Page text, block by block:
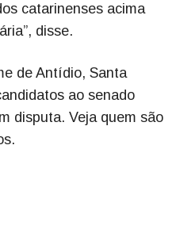
catarinenses acima
disse.
de Antídio, Santa
ao senado
disputa. Veja quem são